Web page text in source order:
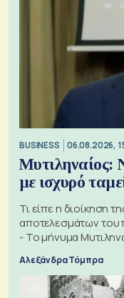
BUSINESS 06.08.2026,
Μυτιληναίος:
με ισχυρό
Τι είπε η διοίκηση
αποτελεσμάτων
- Το μήνυμα
Αλεξάνδρα Τόμπρα